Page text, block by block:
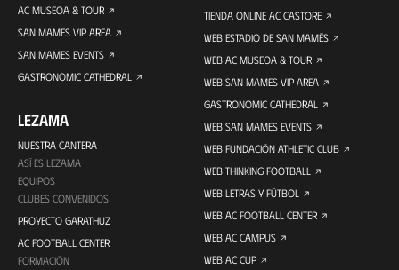
AC MUSEOA & TOUR
SAN MAMES VIP AREA
SAN MAMES EVENTS
GASTRONOMIC CATHEDRAL
LEZAMA
NUESTRA CANTERA
ASÍ ES LEZAMA
EQUIPOS
CLUBES CONVENIDOS
PROYECTO GARATHUZ
AC FOOTBALL CENTER
FORMACIÓN
TIENDA ONLINE AC CASTORE
WEB ESTADIO DE SAN MAMÉS
WEB AC MUSEOA & TOUR
WEB SAN MAMES VIP AREA
GASTRONOMIC CATHEDRAL
WEB SAN MAMES EVENTS
WEB FUNDACIÓN ATHLETIC CLUB
WEB THINKING FOOTBALL
WEB LETRAS Y FÚTBOL
WEB AC FOOTBALL CENTER
WEB AC CAMPUS
WEB AC CUP